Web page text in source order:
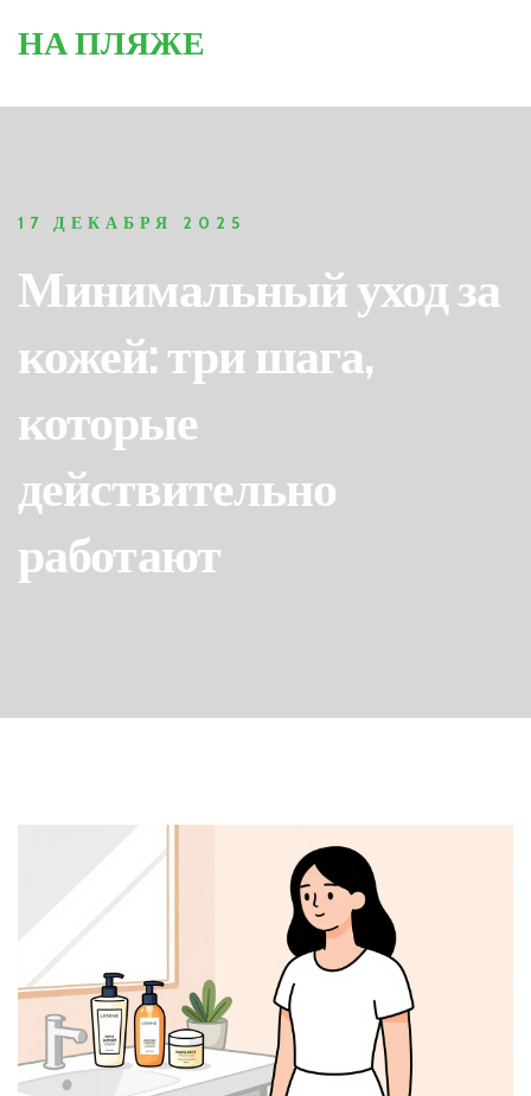
НА ПЛЯЖЕ
17 ДЕКАБРЯ 2025
Минимальный уход за
кожей: три шага,
которые
действительно
работают